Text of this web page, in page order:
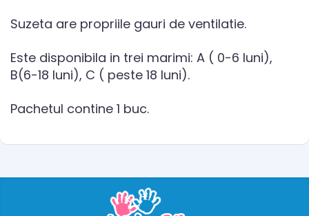
Suzeta are propriile gauri de ventilatie.
Este disponibila in trei marimi: A ( 0-6 luni),
B(6-18 luni), C ( peste 18 luni).
Pachetul contine 1 buc.